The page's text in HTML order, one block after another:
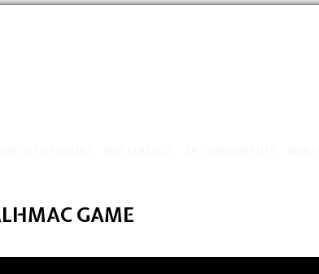
GAME